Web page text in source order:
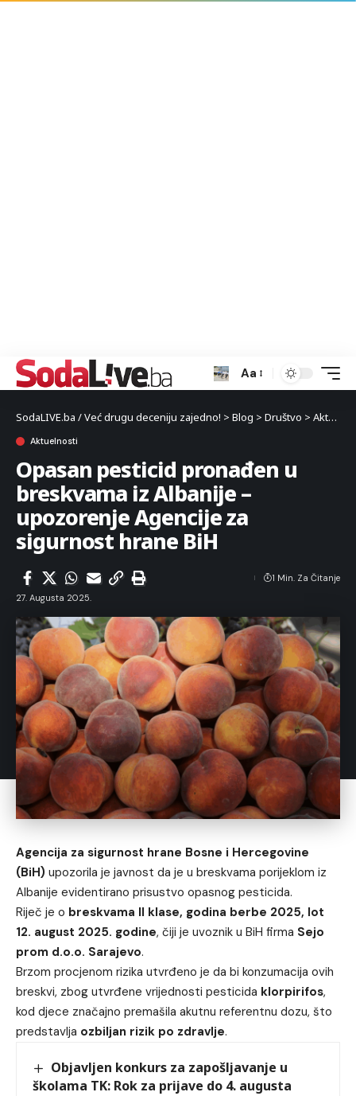
Aa
SodaLIVE.ba / Već drugu deceniju zajedno! > Blog > Društvo > Aktuelnosti
Aktuelnosti
Opasan pesticid pronađen u
breskvama iz Albanije –
upozorenje Agencije za
sigurnost hrane BiH
27. Augusta 2025.
1 Min. Za Čitanje
Agencija za sigurnost hrane Bosne i Hercegovine
(BiH) upozorila je javnost da je u breskvama porijeklom iz
Albanije evidentirano prisustvo opasnog pesticida.
Riječ je o breskvama II klase, godina berbe 2025, lot
12. august 2025. godine, čiji je uvoznik u BiH firma Sejo
prom d.o.o. Sarajevo.
Brzom procjenom rizika utvrđeno je da bi konzumacija ovih
breskvi, zbog utvrđene vrijednosti pesticida klorpirifos,
kod djece značajno premašila akutnu referentnu dozu, što
predstavlja ozbiljan rizik po zdravlje.
Objavljen konkurs za zapošljavanje u
školama TK: Rok za prijave do 4. augusta